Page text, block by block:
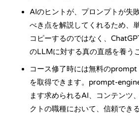
AIのヒントが、プロンプトが失
べき点を解説してくれるため、
コピーするのではなく、
のLLMに対する真の直感を養う
コース修了時には無料の
を取得できます。prompt-
ます求められるAI、コンテンツ
クトの職種において、信頼でき